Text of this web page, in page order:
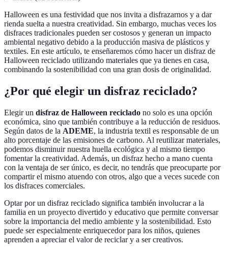
Halloween es una festividad que nos invita a disfrazarnos y a dar
rienda suelta a nuestra creatividad. Sin embargo, muchas veces los
disfraces tradicionales pueden ser costosos y generan un impacto
ambiental negativo debido a la producción masiva de plásticos y
textiles. En este artículo, te enseñaremos cómo hacer un disfraz de
Halloween reciclado utilizando materiales que ya tienes en casa,
combinando la sostenibilidad con una gran dosis de originalidad.
¿Por qué elegir un disfraz reciclado?
Elegir un disfraz de Halloween reciclado no solo es una opción
económica, sino que también contribuye a la reducción de residuos.
Según datos de la ADEME, la industria textil es responsable de un
alto porcentaje de las emisiones de carbono. Al reutilizar materiales,
podemos disminuir nuestra huella ecológica y al mismo tiempo
fomentar la creatividad. Además, un disfraz hecho a mano cuenta
con la ventaja de ser único, es decir, no tendrás que preocuparte por
compartir el mismo atuendo con otros, algo que a veces sucede con
los disfraces comerciales.
Optar por un disfraz reciclado significa también involucrar a la
familia en un proyecto divertido y educativo que permite conversar
sobre la importancia del medio ambiente y la sostenibilidad. Esto
puede ser especialmente enriquecedor para los niños, quienes
aprenden a apreciar el valor de reciclar y a ser creativos.